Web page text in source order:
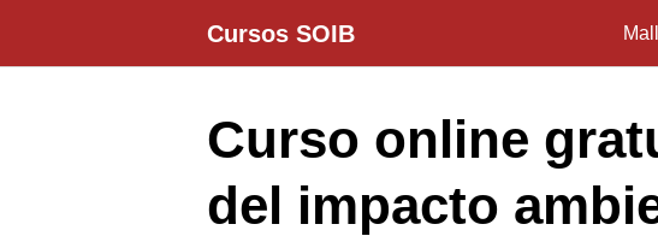
contenido
Cursos SOIB
Curso online
del impacto